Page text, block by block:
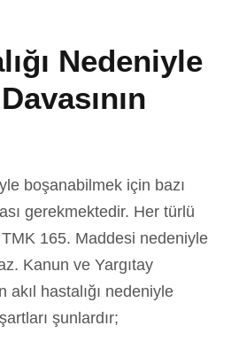
Nedeniyle
boşanabilmek için bazı
gerekmektedir. Her türlü
TMK 165. Maddesi nedeniyle
Kanun ve Yargıtay
akıl hastalığı nedeniyle
şunlardır;